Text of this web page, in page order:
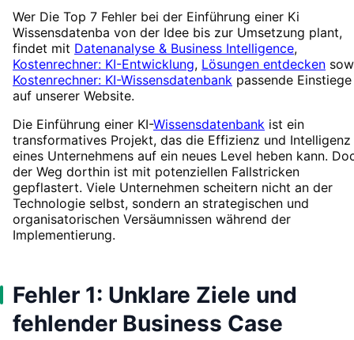
Wer Die Top 7 Fehler bei der Einführung einer Ki
Wissensdatenba von der Idee bis zur Umsetzung plant,
findet mit Datenanalyse & Business Intelligence,
Kostenrechner: KI-Entwicklung, Lösungen entdecken
Kostenrechner: KI-Wissensdatenbank passende Einstiege
auf unserer Website.
Die Einführung einer KI-Wissensdatenbank ist ein
transformatives Projekt, das die Effizienz und Intelligenz
eines Unternehmens auf ein neues Level heben kann.
der Weg dorthin ist mit potenziellen Fallstricken
gepflastert. Viele Unternehmen scheitern nicht an der
Technologie selbst, sondern an strategischen und
organisatorischen Versäumnissen während der
Implementierung.
Fehler 1: Unklare Ziele und
fehlender Business Case